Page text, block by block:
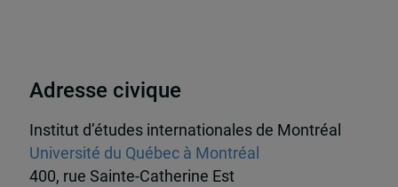
Adresse civique
Institut d’études internationales de Montréal
Université du Québec à Montréal
400, rue Sainte-Catherine Est